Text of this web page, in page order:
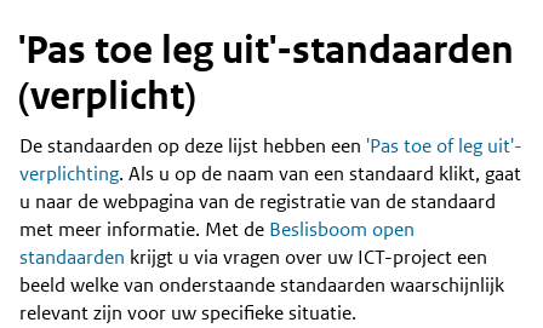
'Pas toe leg uit'-standaarden
(verplicht)
Content
De standaarden op deze lijst hebben een 'Pas toe of leg uit'-
verplichting. Als u op de naam van een standaard klikt, gaat
u naar de webpagina van de registratie van de standaard
met meer informatie. Met de Beslisboom open
standaarden krijgt u via vragen over uw ICT-project een
beeld welke van onderstaande standaarden waarschijnlijk
relevant zijn voor uw specifieke situatie.